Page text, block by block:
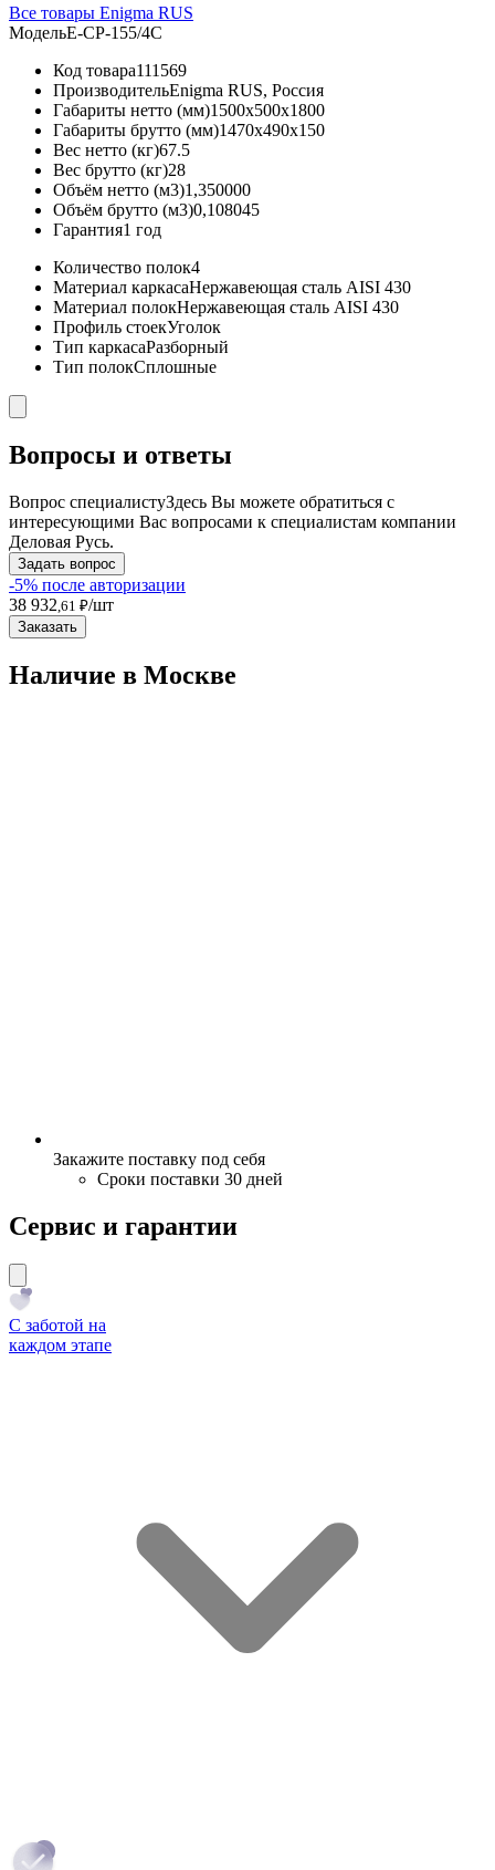
Все товары Enigma RUS
МодельЕ-СР-155/4С
Код товара111569
ПроизводительEnigma RUS, Россия
Габариты нетто (мм)1500x500x1800
Габариты брутто (мм)1470x490x150
Вес нетто (кг)67.5
Вес брутто (кг)28
Объём нетто (м3)1,350000
Объём брутто (м3)0,108045
Гарантия1 год
Количество полок4
Материал каркасаНержавеющая сталь AISI 430
Материал полокНержавеющая сталь AISI 430
Профиль стоекУголок
Тип каркасаРазборный
Тип полокСплошные
Вопросы и ответы
Вопрос специалистуЗдесь Вы можете обратиться с
интересующими Вас вопросами к специалистам компании
Деловая Русь.
Задать вопрос
-5% после авторизации
38 932 ,61 ₽/шт
Заказать
Наличие в Москвe
Закажите поставку под себя
Сроки поставки 30 дней
Сервис и гарантии
С заботой на
каждом этапе